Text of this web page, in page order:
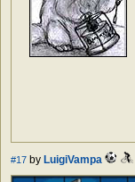
#17 by LuigiVampa